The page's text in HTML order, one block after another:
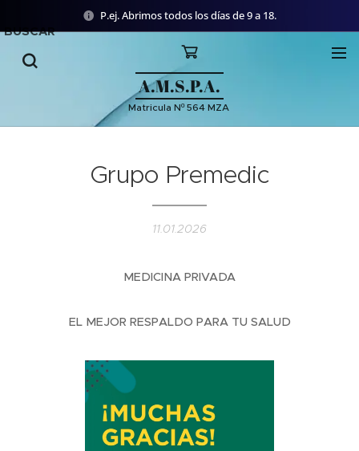
P.ej. Abrimos todos los días de 9 a 18.
A.M.S.P.A.
Matricula Nº 564 MZA
BUSCAR
Grupo Premedic
11.01.2026
MEDICINA PRIVADA
EL MEJOR RESPALDO PARA TU SALUD